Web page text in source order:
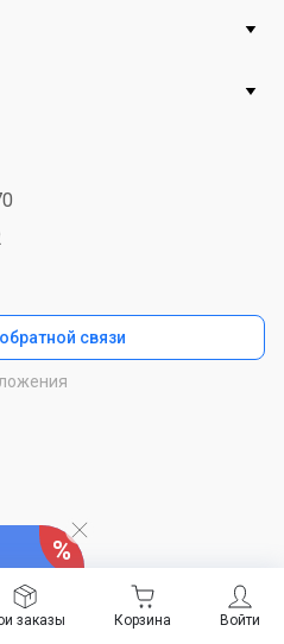
Войти
заказы Корзина
связи